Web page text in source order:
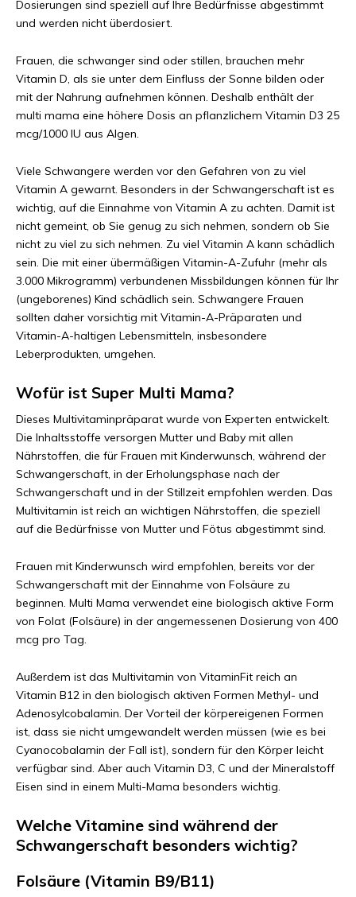
Dosierungen sind speziell auf Ihre Bedürfnisse abgestimmt
und werden nicht überdosiert.
Frauen, die schwanger sind oder stillen, brauchen mehr
Vitamin D, als sie unter dem Einfluss der Sonne bilden oder
mit der Nahrung aufnehmen können. Deshalb enthält der
multi mama eine höhere Dosis an pflanzlichem Vitamin D3 25
mcg/1000 IU aus Algen.
Viele Schwangere werden vor den Gefahren von zu viel
Vitamin A gewarnt. Besonders in der Schwangerschaft ist es
wichtig, auf die Einnahme von Vitamin A zu achten. Damit ist
nicht gemeint, ob Sie genug zu sich nehmen, sondern ob Sie
nicht zu viel zu sich nehmen. Zu viel Vitamin A kann schädlich
sein. Die mit einer übermäßigen Vitamin-A-Zufuhr (mehr als
3.000 Mikrogramm) verbundenen Missbildungen können für Ihr
(ungeborenes) Kind schädlich sein. Schwangere Frauen
sollten daher vorsichtig mit Vitamin-A-Präparaten und
Vitamin-A-haltigen Lebensmitteln, insbesondere
Leberprodukten, umgehen.
Wofür ist Super Multi Mama?
Dieses Multivitaminpräparat wurde von Experten entwickelt.
Die Inhaltsstoffe versorgen Mutter und Baby mit allen
Nährstoffen, die für Frauen mit Kinderwunsch, während der
Schwangerschaft, in der Erholungsphase nach der
Schwangerschaft und in der Stillzeit empfohlen werden. Das
Multivitamin ist reich an wichtigen Nährstoffen, die speziell
auf die Bedürfnisse von Mutter und Fötus abgestimmt sind.
Frauen mit Kinderwunsch wird empfohlen, bereits vor der
Schwangerschaft mit der Einnahme von Folsäure zu
beginnen. Multi Mama verwendet eine biologisch aktive Form
von Folat (Folsäure) in der angemessenen Dosierung von 400
mcg pro Tag.
Außerdem ist das Multivitamin von VitaminFit reich an
Vitamin B12 in den biologisch aktiven Formen Methyl- und
Adenosylcobalamin. Der Vorteil der körpereigenen Formen
ist, dass sie nicht umgewandelt werden müssen (wie es bei
Cyanocobalamin der Fall ist), sondern für den Körper leicht
verfügbar sind. Aber auch Vitamin D3, C und der Mineralstoff
Eisen sind in einem Multi-Mama besonders wichtig.
Welche Vitamine sind während der
Schwangerschaft besonders wichtig?
Folsäure (Vitamin B9/B11)